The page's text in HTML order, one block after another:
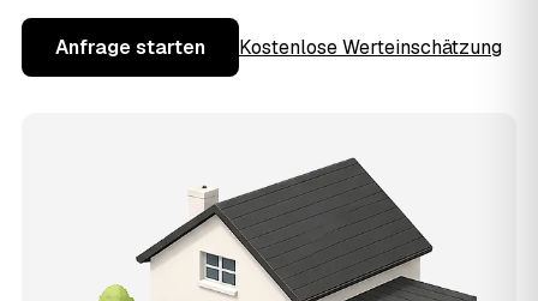
Anfrage starten Kostenlose Werteinschätzung